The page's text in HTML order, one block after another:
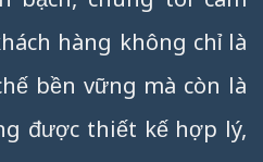
hàng không chỉ là
bền vững mà còn là
được thiết kế hợp lý,